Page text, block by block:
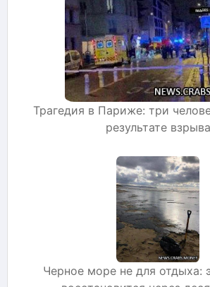
Трагедия в Париже: три
результате взрыва
Черное море не для отдыха: